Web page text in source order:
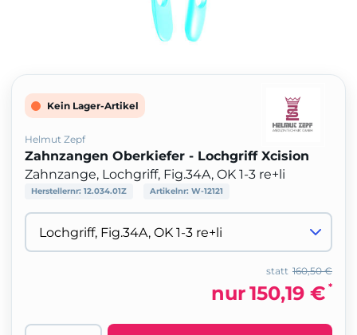
Kein Lager-Artikel
Helmut Zepf
Zahnzangen Oberkiefer - Lochgriff Xcision
Zahnzange, Lochgriff, Fig.34A, OK 1-3 re+li
Herstellernr: 12.034.01Z Artikelnr: W-12121
160,50 €
statt
nur150,19 € *